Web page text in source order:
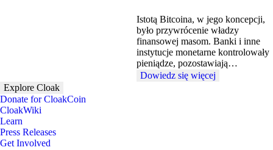
Istotą Bitcoina, w jego koncepcji,
było przywrócenie władzy
finansowej masom. Banki i inne
instytucje monetarne kontrolowały
pieniądze, pozostawiają…
Dowiedz się więcej
Explore Cloak
Donate for CloakCoin
CloakWiki
Learn
Press Releases
Get Involved